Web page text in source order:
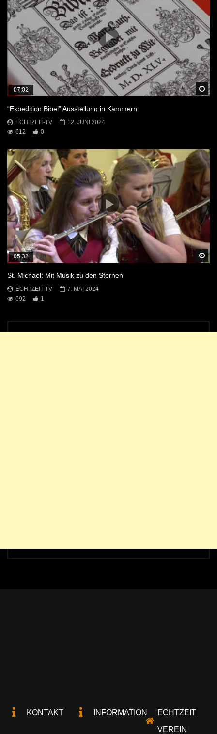
07:02
“Expedition Bibel” Ausstellung in Kammern
ECHTZEIT-TV
12. JUNI 2024
612
0
05:32
St. Michael: Mit Musik zu den Sternen
ECHTZEIT-TV
7. MAI 2024
692
1
KONTAKT INFORMATION ECHTZEIT
VEREIN